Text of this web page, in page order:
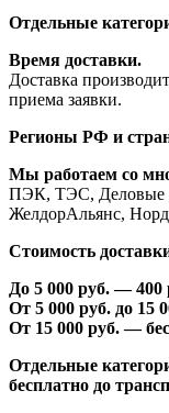
Отдельные
Время доставки.
Доставка
приема заявки.
Регионы РФ и
Мы работаем со
ПЭК, ТЭС, Деловые
ЖелдорАльянс,
Стоимость
До 5 000 руб. —400
От 5 000 руб. до 15
От 15 000 руб. —
Отдельные
бесплатно до